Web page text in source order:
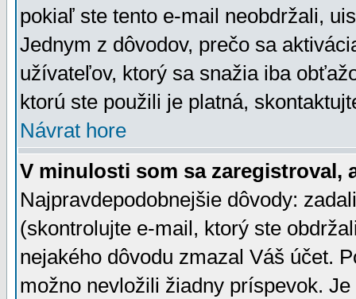
pokiaľ ste tento e-mail neobdržali,
Jednym z dôvodov, prečo sa
užívateľov, ktorý sa snažia iba
ktorú ste použili je platná,
Návrat hore
V minulosti som sa zaregistroval,
Najpravdepodobnejšie dôvody:
(skontrolujte e-mail, ktorý ste
nejakého dôvodu zmazal Váš účet.
možno nevložili žiadny príspevok.